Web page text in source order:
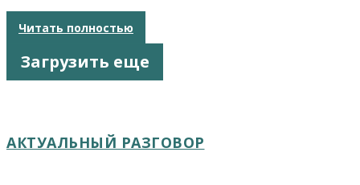
Читать полностью
Загрузить еще
АКТУАЛЬНЫЙ РАЗГОВОР